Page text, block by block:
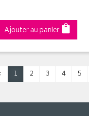
Ajouter au panier
1 2 3 4 5